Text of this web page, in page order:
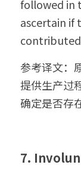
followed in
ascertain if
参考译文：
提供生产过
确定是否存
7.